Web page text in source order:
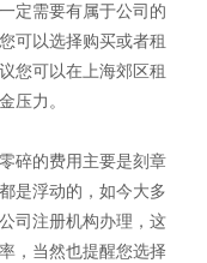
定需要有属于公司的
可以选择购买或者租
您可以在上海郊区租
压力。
碎的费用主要是刻章
是浮动的，如今大多
司注册机构办理，这
，当然也提醒您选择